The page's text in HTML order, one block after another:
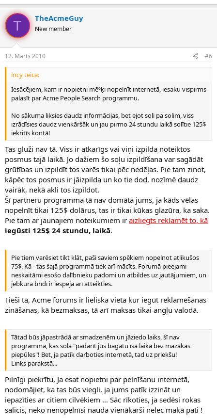
T TheAcmeGuy
New member
12. Marts 2010 #6
incy teica:
Iesācējiem, kam ir nopietni mēºķi nopelnīt internetā, iesaku vispirms
palasīt par Acme People Search programmu.
No sākuma liksies daudz informācijas, bet ejot soli pa solim, viss
izrādīsies daudz vienkāršāk un jau pirmo 24 stundu laikā solītie 125$
iekritīs kontā!
Tas gluži nav tā. Viss ir atkarīgs vai viņi izpilda noteiktos
posmus tajā laikā. Jo dažiem šo soļu izpildīšana var sagādāt
grūtības un izpildīt tos varēs tikai pēc nedēļas. Pie tam zinot,
kāpēc tos posmus ir jāizpilda un ko tie dod, nozīmē daudz
vairāk, nekā akli tos izpildot.
Šī partneru programma tā nav domāta jums, ja kāds vēlas
nopelnīt tikai 125$ dolārus, tas ir tikai kūkas glazūra, ka saka.
Pie tam ar jaunajiem noteikumiem ir aizliegts reklamēt to, kā
iegūsti 125$ 24 stundu, laikā.
Pie tiem varēsiet tikt klāt, paši saviem spēkiem nopelnot atlikušos
75$. Kā - tas šajā programmā tiek arī mācīts. Forumā pieejami
neskaitāmi esošo dalībnieku padomi un atbildes uz jautājumiem, un
jebkurā brīdī ir iespēja arī atteikties.
Tieši tā, Acme forums ir lieliska vieta kur iegūt reklamēšanas
zināšanas, kā bezmaksas, tā arī maksas tikai angļu valodā.
Tātad būs jāpastrādā ar smadzenēm un jāziedo laiks, šī nav
programma, kas sola "padarīt jūs bagātu īsā laikā bez mazākās
piepūles"! Bet, ja patīk darboties internetā, tad uz priekšu!
Links parakstā...
Pilnīgi piekrītu, Ja esat nopietni par pelnīšanu internetā,
nodomājiet, ka tas būs viegli, ja jums patīk izzināt un
iepazīties ar citiem cilvēkiem ... Sāc rīkoties, ja sedēsi rokas
salicis, neko nenopelnīsi nauda vienākarši nelec makā pati !